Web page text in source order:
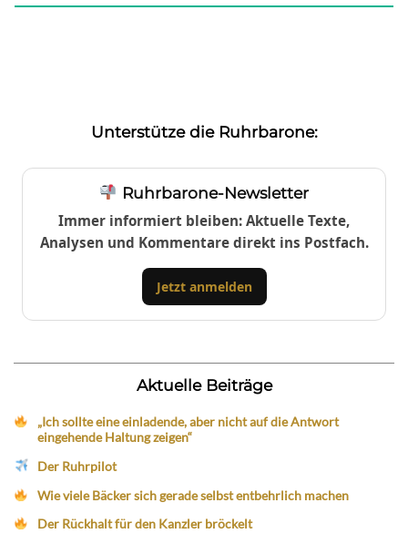
Unterstütze die Ruhrbarone:
Ruhrbarone-Newsletter
Immer informiert bleiben: Aktuelle Texte,
Analysen und Kommentare direkt ins Postfach.
Jetzt anmelden
Aktuelle Beiträge
„Ich sollte eine einladende, aber nicht auf die Antwort
eingehende Haltung zeigen“
Der Ruhrpilot
Wie viele Bäcker sich gerade selbst entbehrlich machen
Der Rückhalt für den Kanzler bröckelt